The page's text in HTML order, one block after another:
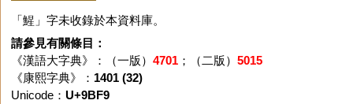
「鯹」字未收錄於本資料庫。
請參見有關條目：
《漢語大字典》：（一版） 4701；（二版） 5015
《康熙字典》： 1401 (32)
Unicode： U+9BF9